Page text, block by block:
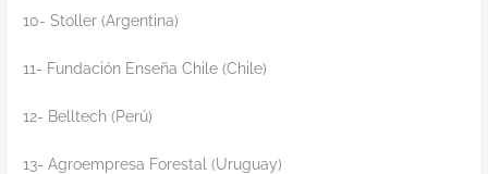
10- Stoller (Argentina)
11- Fundación Enseña Chile (Chile)
12- Belltech (Perú)
13- Agroempresa Forestal (Uruguay)